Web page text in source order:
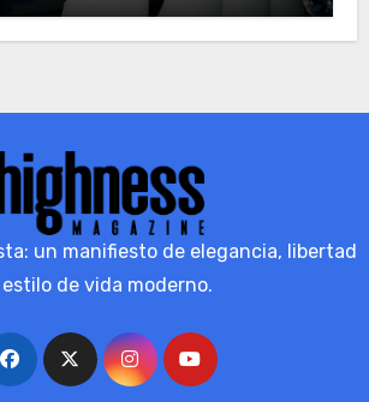
un manifiesto de elegancia, libertad
de vida moderno.